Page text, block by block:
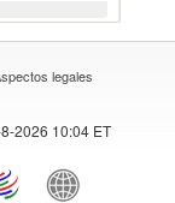
legales
2026 10:04 ET